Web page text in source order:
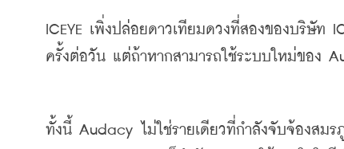
ICEYE เพิ่งปล่อยดาวเทียมดวงที่สองของบริษัท
ครั้งต่อวัน แต่ถ้าหากสามารถใช้ระบบใหม่ของ
ทั้งนี้ Audacy ไม่ใช่รายเดียวที่กำลังจับจ้องสม